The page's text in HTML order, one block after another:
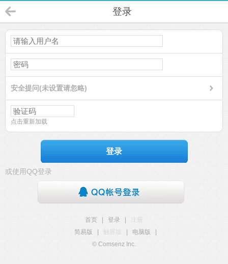
登录
安全提问(未设置请忽略)
点击重新加载
登录
或使用QQ登录
首页 登录
注册
简易版
触屏版 电脑版
© Comsenz Inc.